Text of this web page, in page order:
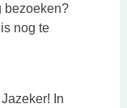
bezoeken?
nog te
In